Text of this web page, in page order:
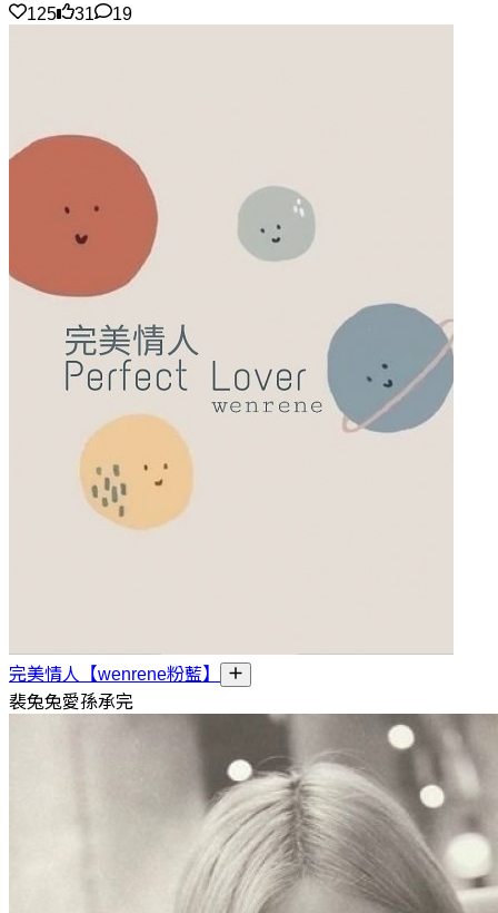
125
31 19
完美情人【wenrene粉藍】
裴兔兔愛孫承完